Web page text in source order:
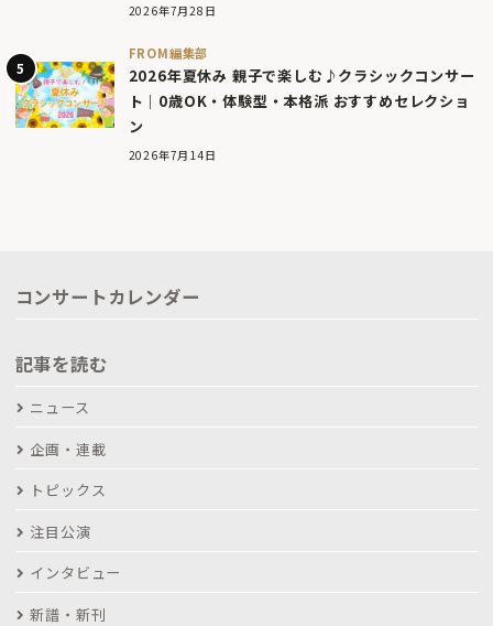
2026年7月28日
FROM編集部
2026年夏休み 親子で楽しむ♪クラシックコンサー
ト｜0歳OK・体験型・本格派 おすすめセレクショ
ン
2026年7月14日
コンサートカレンダー
記事を読む
ニュース
企画・連載
トピックス
注目公演
インタビュー
新譜・新刊